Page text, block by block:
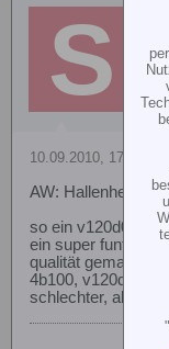
10.09.2010, 17:41
AW: Hallenheli
so ein v120d02
ein super
qualität gemacht.
4b100, v120d01,
schlechter, als die
"